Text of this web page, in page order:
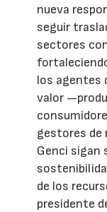
nueva
seguir
sectores
los agentes
valor
gestores de
Genci sigan
de los
presidente